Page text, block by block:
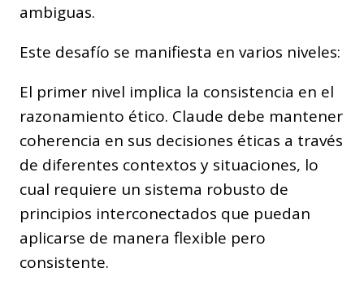
ambiguas.
Este desafío se manifiesta en varios niveles:
El primer nivel implica la consistencia en el
razonamiento ético. Claude debe mantener
coherencia en sus decisiones éticas a través
de diferentes contextos y situaciones, lo
cual requiere un sistema robusto de
principios interconectados que puedan
aplicarse de manera flexible pero
consistente.